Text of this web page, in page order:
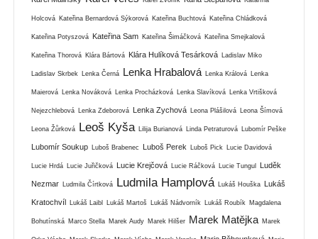
Holcová Kateřina Bernardová Sýkorová Kateřina Buchtová Kateřina Chládková
Kateřina Potyszová Kateřina Sam Kateřina Šimáčková Kateřina Smejkalová
Kateřina Thorová Klára Bártová Klára Hulíková Tesárková Ladislav Miko
Ladislav Skrbek Lenka Černá Lenka Hrabalová Lenka Králová Lenka
Maierová Lenka Nováková Lenka Procházková Lenka Slavíková Lenka Vrtišková
Nejezchlebová Lenka Zdeborová Lenka Zychová Leona Plášilová Leona Šímová
Leona Žůrková Leoš Kyša Lilija Burianová Linda Petraturová Lubomír Peške
Lubomír Soukup Luboš Brabenec Luboš Perek Luboš Pick Lucie Davidová
Lucie Hrdá Lucie Juřičková Lucie Krejčová Lucie Ráčková Lucie Tungul Luděk
Nezmar Ludmila Čírtková Ludmila Hamplová Lukáš Houška Lukáš
Kratochvíl Lukáš Laibl Lukáš Martoš Lukáš Nádvorník Lukáš Roubík Magdalena
Bohutínská Marco Stella Marek Audy Marek Hilšer Marek Matějka Marek